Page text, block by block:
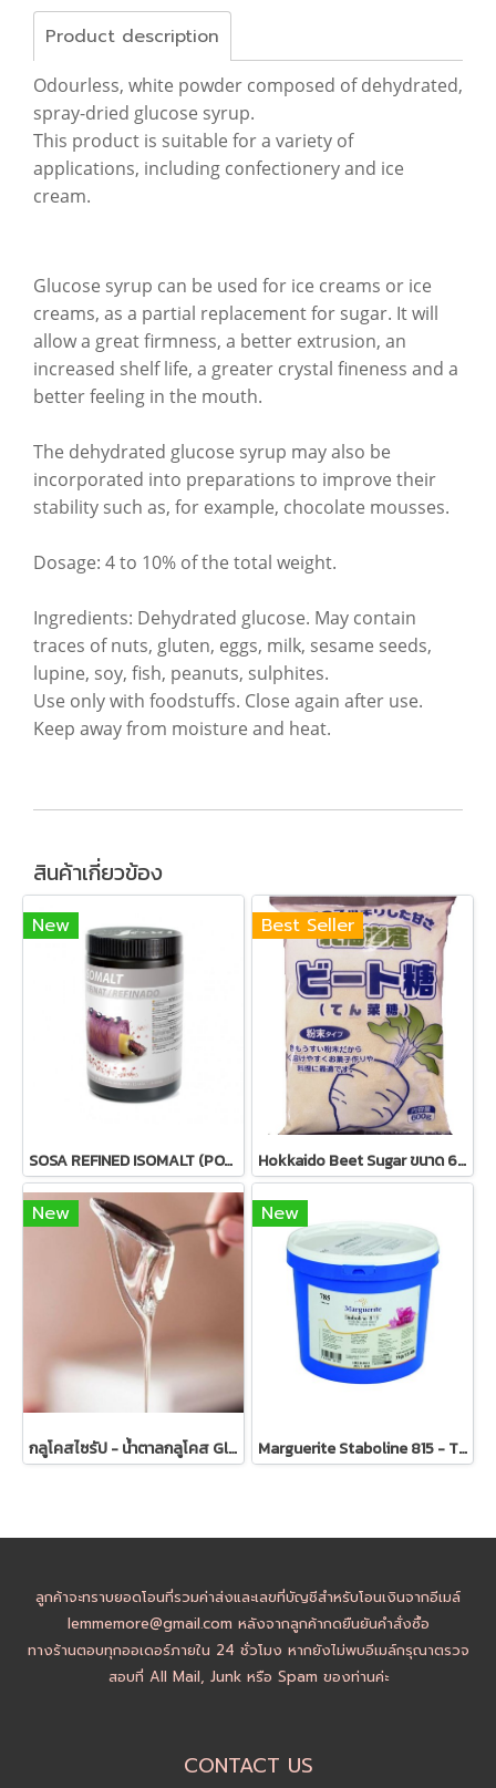
Product description
Odourless, white powder composed of dehydrated,
spray-dried glucose syrup.
This product is suitable for a variety of
applications, including confectionery and ice
cream.
Glucose syrup can be used for ice creams or ice
creams, as a partial replacement for sugar. It will
allow a great firmness, a better extrusion, an
increased shelf life, a greater crystal fineness and a
better feeling in the mouth.
The dehydrated glucose syrup may also be
incorporated into preparations to improve their
stability such as, for example, chocolate mousses.
Dosage: 4 to 10% of the total weight.
Ingredients: Dehydrated glucose. May contain
traces of nuts, gluten, eggs, milk, sesame seeds,
lupine, soy, fish, peanuts, sulphites.
Use only with foodstuffs. Close again after use.
Keep away from moisture and heat.
สินค้าเกี่ยวข้อง
New
SOSA REFINED ISOMALT (POWDER) 900g
Best Seller
Hokkaido Beet Sugar ขนาด 600g - น้ำตาลหัวผักกาดญี่ปุ่น
New
กลูโคสไซรัป - น้ำตาลกลูโคส Glucose Syrup
New
Marguerite Staboline 815 - TRIMOLINE Inverted Sugar Syrup
ลูกค้าจะทราบยอดโอนที่รวมค่าส่งและเลขที่บัญชีสำหรับโอนเงินจากอีเมล์
lemmemore@gmail.com หลังจากลูกค้ากดยืนยันคำสั่งซื้อ
ทางร้านตอบทุกออเดอร์ภายใน 24 ชั่วโมง หากยังไม่พบอีเมล์กรุณาตรวจ
สอบที่ All Mail, Junk หรือ Spam ของท่านค่ะ
CONTACT US